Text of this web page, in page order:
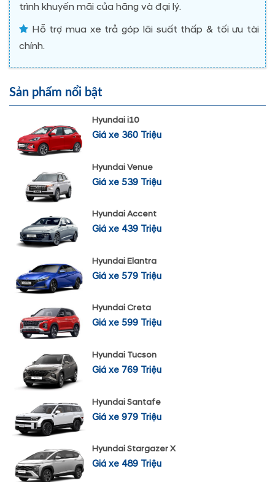
trình khuyến mãi của hãng và đại lý.
Hỗ trợ mua xe trả góp lãi suất thấp & tối ưu tài
chính.
Sản phẩm nổi bật
Hyundai i10
Giá xe 360 Triệu
Hyundai Venue
Giá xe 539 Triệu
Hyundai Accent
Giá xe 439 Triệu
Hyundai Elantra
Giá xe 579 Triệu
Hyundai Creta
Giá xe 599 Triệu
Hyundai Tucson
Giá xe 769 Triệu
Hyundai Santafe
Giá xe 979 Triệu
Hyundai Stargazer X
Giá xe 489 Triệu